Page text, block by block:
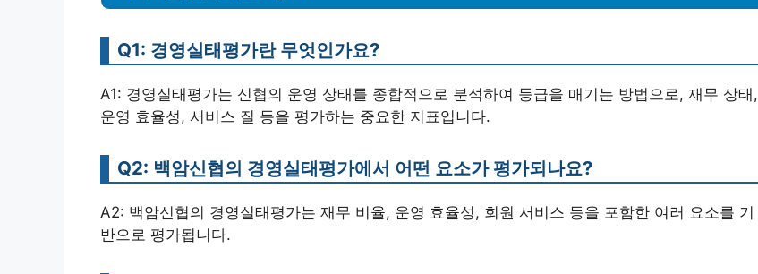
Q1: 경영실태평가란 무엇인가요?
A1: 경영실태평가는 신협의 운영 상태를 종합적으로 분석하여 등급을 매기는 방법으로, 재무 상태,
운영 효율성, 서비스 질 등을 평가하는 중요한 지표입니다.
Q2: 백암신협의 경영실태평가에서 어떤 요소가 평가되나요?
A2: 백암신협의 경영실태평가는 재무 비율, 운영 효율성, 회원 서비스 등을 포함한 여러 요소를 기
반으로 평가됩니다.